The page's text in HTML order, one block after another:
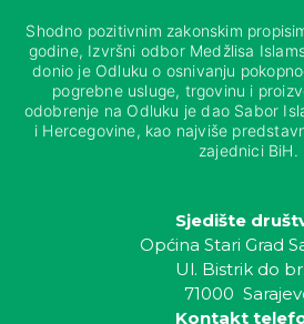
Shodno pozitivnim zakonskim
godine, Izvršni odbor Medžlisa
donio je Odluku o osnivanju
pogrebne usluge, trgovinu i
odobrenje na Odluku je dao Sabor
i Hercegovine, kao najviše
zajednici BiH.
Sjedište
Općina Stari Grad
Ul. Bistrik do
71000
Kontakt